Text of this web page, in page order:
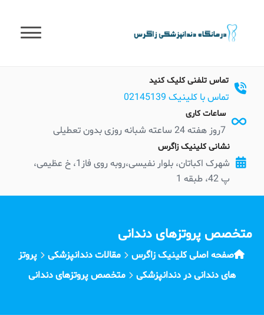
content
تماس تلفنی کلیک کنید
تماس با کلینیک 02145139
ساعات کاری
7روز هفته 24 ساعته شبانه روزی بدون تعطیلی
نشانی کلینیک زاگرس
شهرک اکباتان، بلوار نفیسی،روبه روی فاز1، خ عظیمی،
پ 42، طبقه 1
متخصص پروتزهای دندانی
صفحه اصلی کلینیک زاگرس مقالات دندانپزشکی
پروتز
های دندانی در دندانپزشکی
متخصص پروتزهای دندانی